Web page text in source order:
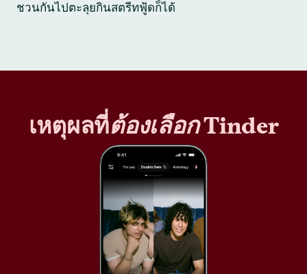
ชวนกันไปตะลุยกินสตรีทฟู้ดก็ได้
เหตุผลที่ต้องเลือกTinder